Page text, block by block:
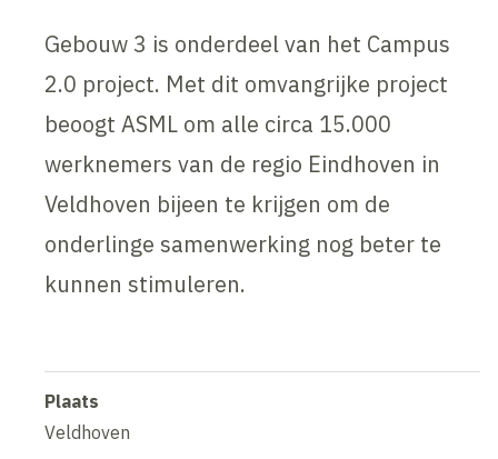
Gebouw 3 is onderdeel van het Campus
2.0 project. Met dit omvangrijke project
beoogt ASML om alle circa 15.000
werknemers van de regio Eindhoven in
Veldhoven bijeen te krijgen om de
onderlinge samenwerking nog beter te
kunnen stimuleren.
Plaats
Veldhoven